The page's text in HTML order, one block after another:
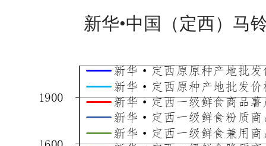
新华•中国（定西）马